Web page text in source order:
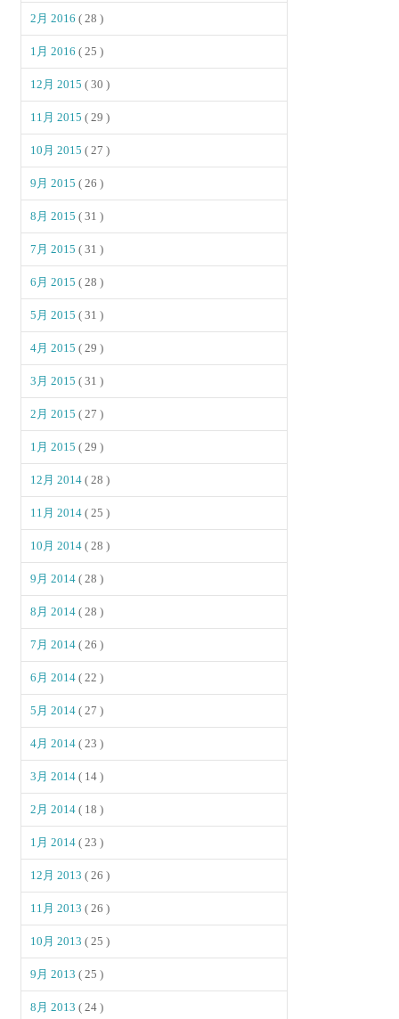
2月 2016( 28 )
1月 2016( 25 )
12月 2015( 30 )
11月 2015( 29 )
10月 2015( 27 )
9月 2015( 26 )
8月 2015( 31 )
7月 2015( 31 )
6月 2015( 28 )
5月 2015( 31 )
4月 2015( 29 )
3月 2015( 31 )
2月 2015( 27 )
1月 2015( 29 )
12月 2014( 28 )
11月 2014( 25 )
10月 2014( 28 )
9月 2014( 28 )
8月 2014( 28 )
7月 2014( 26 )
6月 2014( 22 )
5月 2014( 27 )
4月 2014( 23 )
3月 2014( 14 )
2月 2014( 18 )
1月 2014( 23 )
12月 2013( 26 )
11月 2013( 26 )
10月 2013( 25 )
9月 2013( 25 )
8月 2013( 24 )